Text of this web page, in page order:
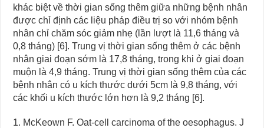
khác biệt về thời gian sống thêm giữa những bệnh nhân
được chỉ định các liệu pháp điều trị so với nhóm bệnh
nhân chỉ chăm sóc giảm nhẹ (lần lượt là 11,6 tháng và
0,8 tháng) [6]. Trung vị thời gian sống thêm ở các bệnh
nhân giai đoạn sớm là 17,8 tháng, trong khi ở giai đoạn
muộn là 4,9 tháng. Trung vị thời gian sống thêm của các
bệnh nhân có u kích thước dưới 5cm là 9,8 tháng, với
các khối u kích thước lớn hơn là 9,2 tháng [6].
1. McKeown F. Oat-cell carcinoma of the oesophagus.J